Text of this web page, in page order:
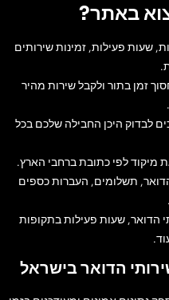
באתר?
שעות פעילות, זמינות שירותים
זמן בתור ולקבל שירות מהיר
לבדוק היכן החבילה שלכם בכל
מיקוד לפי כתובת ברחבי הארץ.
תשלומים, העברות כספים
הדואר, שעות פעילות בתקופות
הדואר בישראל